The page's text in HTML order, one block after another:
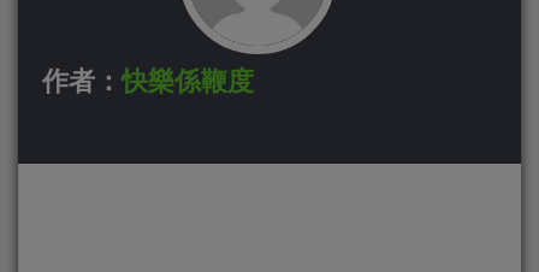
作者：快樂係鞭度